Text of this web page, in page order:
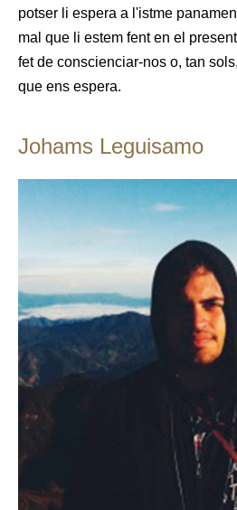
potser li espera a l'istme
mal que li estem fent en el
fet de conscienciar-nos o, tan
que ens espera.
Johams Leguisamo